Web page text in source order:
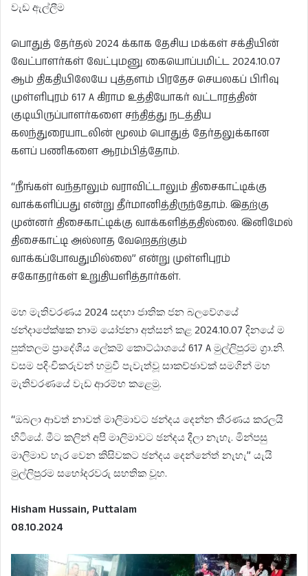
වැඩ ඇල්ලීම
பொதுத் தேர்தல் 2024 க்காக தேசிய மக்கள் சக்தியின்
வேட்பாளர்கள் வேட்புமனு கையொப்பமிட்ட 2024.10.07
ஆம் திகதியிலேயே புத்தளம் பிரதேச செயலகப் பிரிவு
முள்ளிபுரம் 617 A கிராம உத்தியோகர் வட்டாரத்தின்
குடியிருப்பாளர்களை சந்தித்து நடத்திய
கலந்துரையாடலின் மூலம் பொதுத் தேர்தலுக்கான
களப் பணிகளை ஆரம்பித்தோம்.
“நீங்கள் வந்தாலும் வராவிட்டாலும் திசைகாட்டிக்கு
வாக்களிப்பது என்று தீர்மானித்திருந்தோம். இதற்கு
முன்னர் திசைகாட்டிக்கு வாக்களித்ததில்லை. இனிமேல்
திசைகாட்டி அல்லாத வேறெதற்கும்
வாக்கப்போவதுமில்லை” என்று முள்ளிபுரம்
சகோதரர்கள் உறுதியளித்தார்கள்.
මහ මැතිවරණය 2024 සඳහා ජාතික ජන බලවේගයේ
ඡන්දාපේක්ෂක නාම යෝජනා අත්සන් කළ 2024.10.07 දිනයේ ම
පුත්තලම ප්‍රාදේශීය ලේකම් කොට්ඨාශයේ 617 A මුල්ලිපුරම ග්‍රා.නි.
වසම පදිංචිකරුවන් හමුවී පැවැත්වූ සාකච්ඡාවක් සමගින් මහ
මැතිවරණයේ වැඩ ආරම්භ කළෙමු.
“ඔබලා ආවත් නාවත් මාලිමාවට ඡන්දය දෙන්න තීරණය කරලයි
හිටියේ. මීට කලින් අපි මාලිමාවට ඡන්දය දීලා නැහැ. මින්පසු
මාලිමාව හැර වෙන කිසිවකට ඡන්දය දෙන්නේත් නැහැ” යැයි
මුල්ලිපුරම සහෝදරවරු සහතික වූහ.
Hisham Hussain, Puttalam
08.10.2024